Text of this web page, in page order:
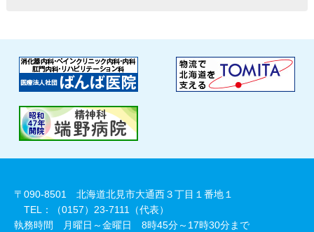
〒090-8501 北海道北見市大通西３丁目１番地１
TEL：（0157）23-7111（代表）
執務時間 月曜日～金曜日 8時45分～17時30分まで